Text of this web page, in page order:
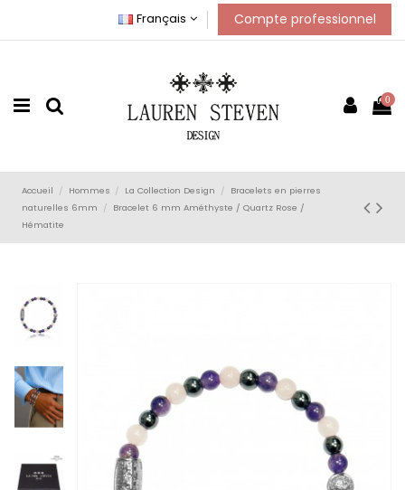
Français Compte professionnel
0
Accueil Hommes La Collection Design
Bracelets en pierres
naturelles 6mm
Bracelet 6 mm Améthyste / Quartz Rose /
Hématite